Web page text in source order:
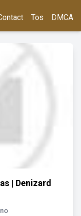
Tos DMCA
| Denizard